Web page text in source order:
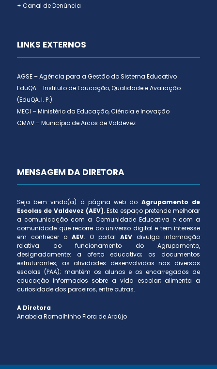
+ Canal de Denúncia
LINKS EXTERNOS
AGSE – Agência para a Gestão do Sistema Educativo
EduQA – Instituto de Educação, Qualidade e Avaliação
(EduQA, I. P.)
MECI – Ministério da Educação, Ciência e Inovação
CMAV – Município de Arcos de Valdevez
MENSAGEM DA DIRETORA
Seja bem-vindo(a) à página web do Agrupamento de
Escolas de Valdevez (AEV). Este espaço pretende melhorar
a comunicação com a Comunidade Educativa e com a
comunidade que recorre ao universo digital e tem interesse
em conhecer o AEV. O portal AEV divulga informação
relativa ao funcionamento do Agrupamento,
designadamente: a oferta educativa; os documentos
estruturantes; as atividades desenvolvidas nas diversas
escolas (PAA); mantém os alunos e os encarregados de
educação informados sobre a vida escolar; alimenta a
curiosidade dos parceiros, entre outras.
A Diretora
Anabela Ramalhinho Flora de Araújo